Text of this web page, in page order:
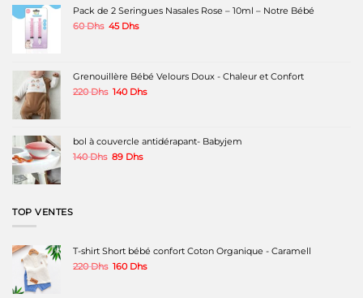
Pack de 2 Seringues Nasales Rose – 10ml – Notre Bébé
60Dhs Le
60 Dhs.
45 DhsLe
45 Dhs.
Grenouillère Bébé Velours Doux - Chaleur et Confort
220Dhs Le
220 Dhs.
140 DhsLe
140 Dhs.
bol à couvercle antidérapant- Babyjem
140Dhs Le
89 DhsLe
TOP VENTES
T-shirt Short bébé confort Coton Organique - Caramell
220Dhs Le
160 DhsLe